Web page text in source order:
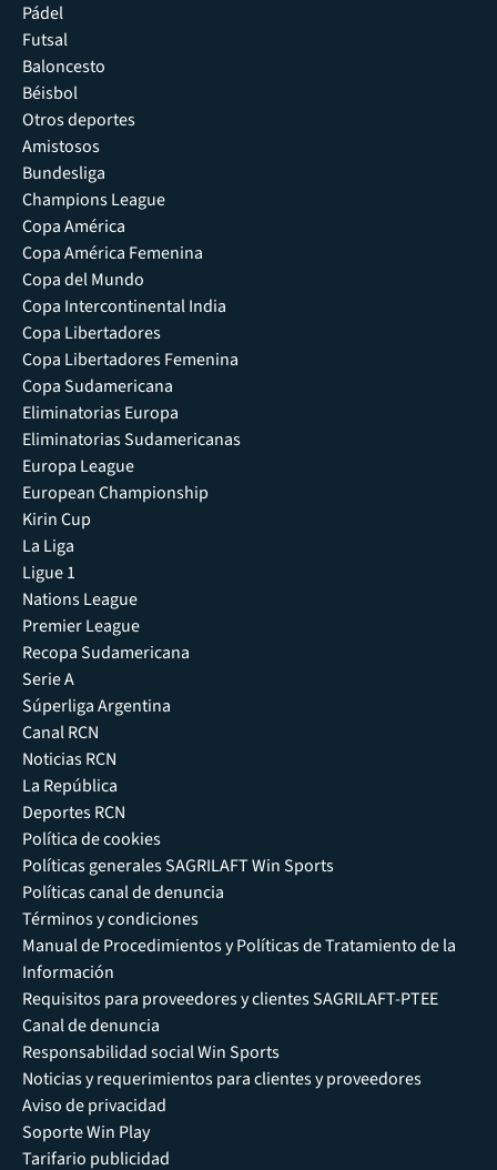
Pádel
Futsal
Baloncesto
Béisbol
Otros deportes
Amistosos
Bundesliga
Champions League
Copa América
Copa América Femenina
Copa del Mundo
Copa Intercontinental India
Copa Libertadores
Copa Libertadores Femenina
Copa Sudamericana
Eliminatorias Europa
Eliminatorias Sudamericanas
Europa League
European Championship
Kirin Cup
La Liga
Ligue 1
Nations League
Premier League
Recopa Sudamericana
Serie A
Súperliga Argentina
Canal RCN
Noticias RCN
La República
Deportes RCN
Política de cookies
Políticas generales SAGRILAFT Win Sports
Políticas canal de denuncia
Términos y condiciones
Manual de Procedimientos y Políticas de Tratamiento de la
Información
Requisitos para proveedores y clientes SAGRILAFT-PTEE
Canal de denuncia
Responsabilidad social Win Sports
Noticias y requerimientos para clientes y proveedores
Aviso de privacidad
Soporte Win Play
Tarifario publicidad